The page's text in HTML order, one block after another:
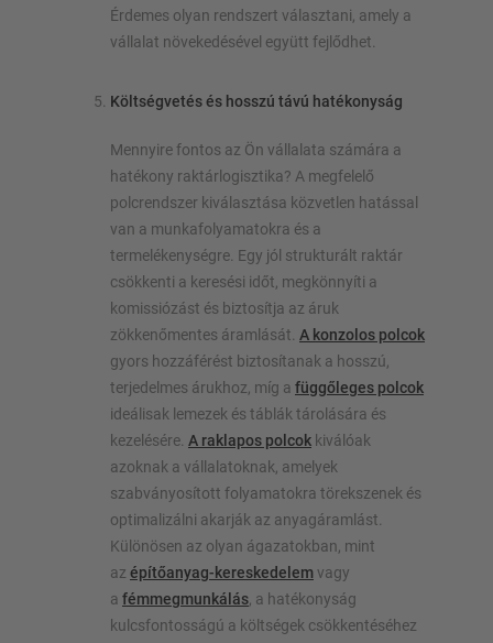
Érdemes olyan rendszert választani, amely a
vállalat növekedésével együtt fejlődhet.
Költségvetés és hosszú távú hatékonyság
Mennyire fontos az Ön vállalata számára a
hatékony raktárlogisztika? A megfelelő
polcrendszer kiválasztása közvetlen hatással
van a munkafolyamatokra és a
termelékenységre. Egy jól strukturált raktár
csökkenti a keresési időt, megkönnyíti a
komissiózást és biztosítja az áruk
zökkenőmentes áramlását. A konzolos polcok
gyors hozzáférést biztosítanak a hosszú,
terjedelmes árukhoz, míg a függőleges polcok
ideálisak lemezek és táblák tárolására és
kezelésére. A raklapos polcok kiválóak
azoknak a vállalatoknak, amelyek
szabványosított folyamatokra törekszenek és
optimalizálni akarják az anyagáramlást.
Különösen az olyan ágazatokban, mint
az építőanyag-kereskedelemvagy
a fémmegmunkálás , a hatékonyság
kulcsfontosságú a költségek csökkentéséhez